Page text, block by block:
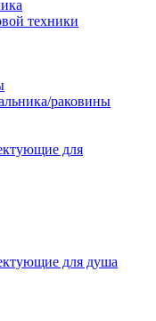
техники
раковины
для
для душа